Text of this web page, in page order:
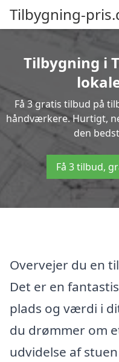
Tilbygning-
Tilbygning i
Få 3 gratis tilbud på
håndværkere. Hurtigt,
den
Få 3 tilbud,
Overvejer du en
Det er en
plads og værdi i
du drømmer om
udvidelse af